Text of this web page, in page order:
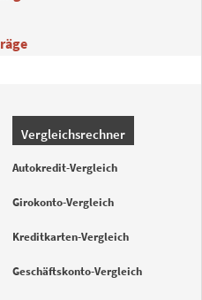
Vergleichsrechner
Autokredit-Vergleich
Girokonto-Vergleich
Kreditkarten-Vergleich
Geschäftskonto-Vergleich